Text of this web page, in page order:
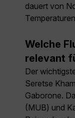
dauert von
Welche
relevant
Der
Seretse
Gaborone.
(MUB) und